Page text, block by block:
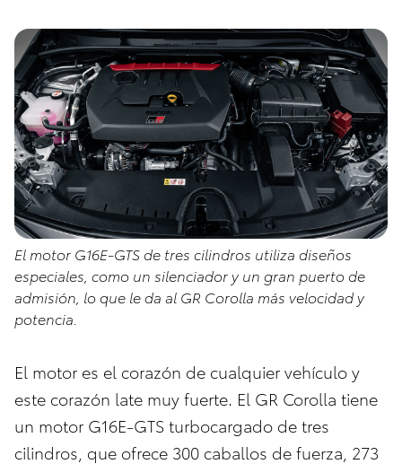
El motor G16E-GTS de tres cilindros utiliza diseños
especiales, como un silenciador y un gran puerto de
admisión, lo que le da al GR Corolla más velocidad y
potencia.
El motor es el corazón de cualquier vehículo y
este corazón late muy fuerte. El GR Corolla tiene
un motor G16E-GTS turbocargado de tres
cilindros, que ofrece 300 caballos de fuerza, 273